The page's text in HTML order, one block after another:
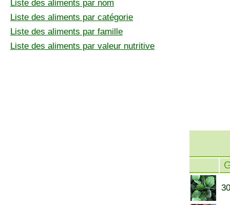
Liste des aliments par nom
Liste des aliments par catégorie
Liste des aliments par famille
Liste des aliments par valeur nutritive